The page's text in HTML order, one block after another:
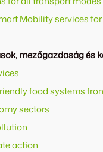
Mobility services
mezőgazdaság
food systems
sectors
action